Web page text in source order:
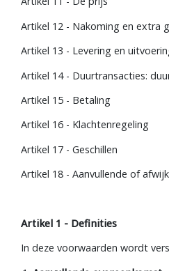
Artikel 11 - De prijs
Artikel 12 - Nakoming en extra
Artikel 13 - Levering en
Artikel 14 - Duurtransacties:
Artikel 15 - Betaling
Artikel 16 - Klachtenregeling
Artikel 17 - Geschillen
Artikel 18 - Aanvullende of
Artikel 1 - Definities
In deze voorwaarden wordt